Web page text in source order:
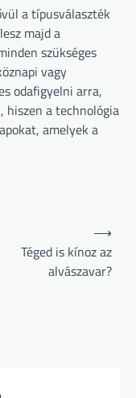
a típusválaszték
majd a
szükséges
vagy
odafigyelni arra,
hiszen a technológia
amelyek a
Téged is kínoz az
alvászavar?
⟶